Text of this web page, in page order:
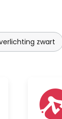
zwart